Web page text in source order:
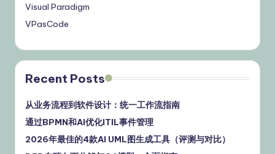
Visual Paradigm
VPasCode
Recent Posts
从业务流程到软件设计：统一工作流指南
通过BPMN和AI优化ITIL事件管理
2026年最佳的4款AI UML图生成工具（评测与对比）